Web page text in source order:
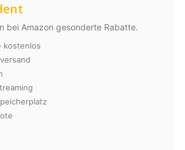
bei Amazon gesonderte Rabatte.
kostenlos